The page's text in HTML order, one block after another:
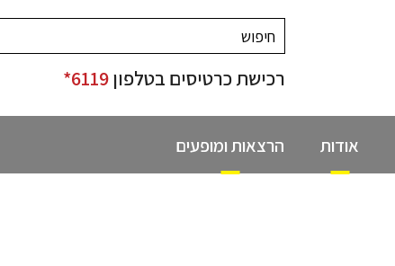
רכישת כרטיסים בטלפון6119*
אודות הרצאות ומופעים